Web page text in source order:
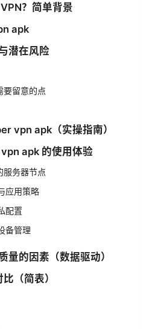
？简单背景
apk
潜在风险
要留意的点
vpn apk（实操指南）
apk 的使用体验
服务器节点
应用策略
配置
备管理
量的因素（数据驱动）
（简表）